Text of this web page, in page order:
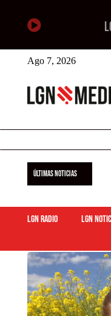

Ago 7, 2026
ÚLTIMAS NOTICIAS
LGN Radio LGN